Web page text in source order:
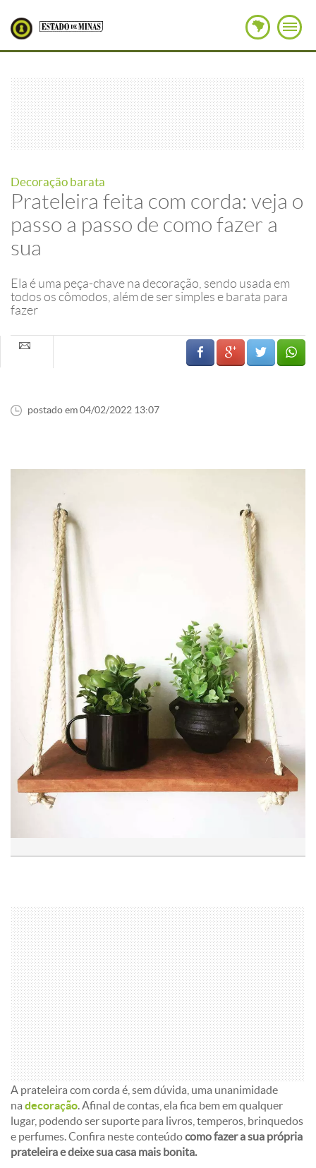
Decoração barata
Prateleira feita com corda: veja o
passo a passo de como fazer a
sua
Ela é uma peça-chave na decoração, sendo usada em
todos os cômodos, além de ser simples e barata para
fazer
postado em 04/02/2022 13:07
A prateleira com corda é, sem dúvida, uma unanimidade
na decoração. Afinal de contas, ela fica bem em qualquer
lugar, podendo ser suporte para livros, temperos, brinquedos
e perfumes. Confira neste conteúdocomo fazer a sua própria
prateleira e deixe sua casa mais bonita.